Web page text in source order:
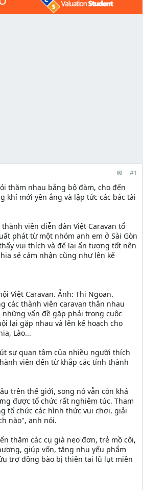
#1
thăm nhau bằng bộ đàm, cho đến
khí mới yên ắng và lập tức các bác tài
viên diễn đàn Việt Caravan tổ
phát từ một nhóm anh em ở Sài Gòn
vui thích và để lại ấn tượng tốt nên
sẻ cảm nhận cũng như lên kế
Việt Caravan. Ảnh: Thi Ngoan.
các thành viên caravan thân nhau
vấn đề gặp phải trong cuộc
lại gặp nhau và lên kế hoạch cho
Lào...
sự quan tâm của nhiều người thích
viên đến từ khắp các tỉnh thành
trên thế giới, song nó vẫn còn khá
được tổ chức rất nghiêm túc. Tham
tổ chức các hình thức vui chơi, giải
nào", anh nói.
thăm các cụ già neo đơn, trẻ mồ côi,
giúp vốn, tặng nhu yếu phẩm
trợ đồng bào bị thiên tai lũ lụt miền